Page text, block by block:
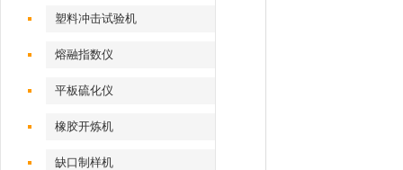
塑料冲击试验机
熔融指数仪
平板硫化仪
橡胶开炼机
缺口制样机